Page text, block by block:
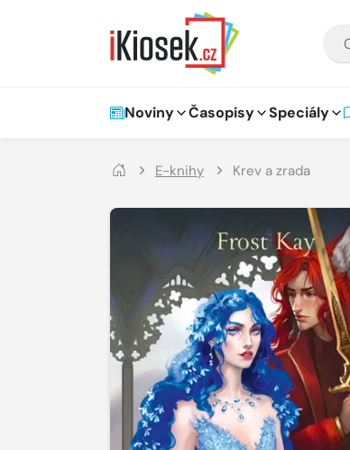
Hlavní navigace
Noviny Časopisy Speciály
E-knihy Krev a zrada